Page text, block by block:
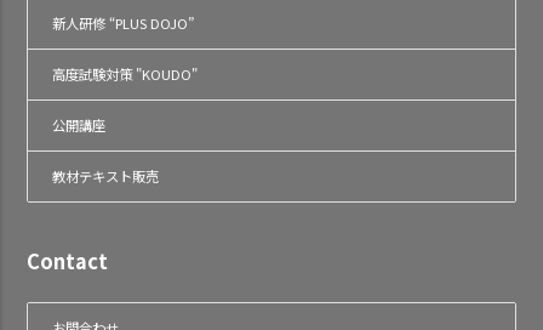
新人研修 “PLUS DOJO”
高度試験対策 "KOUDO"
公開講座
教材テキスト販売
Contact